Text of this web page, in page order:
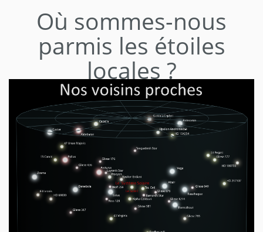
Où sommes-nous
parmis les étoiles
locales ?